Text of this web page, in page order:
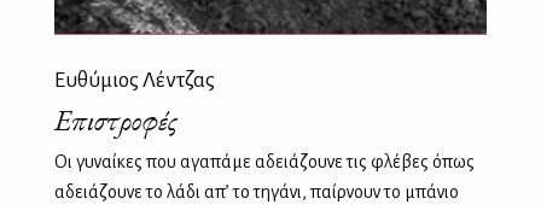
Ευθύμιος Λέντζας
Επιστροφές
Οι γυναίκες που αγαπάμε αδειάζουνε τις φλέβες όπως
αδειάζουνε το λάδι απ’ το τηγάνι, παίρνουν το μπάνιο